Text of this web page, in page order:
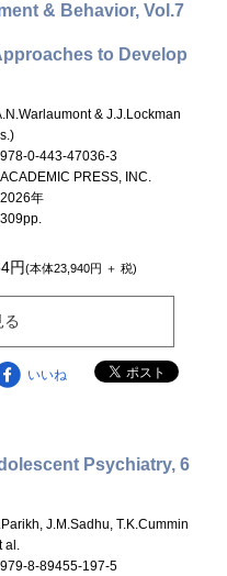
& Behavior, Vol.7
to Develop
& J.J.Lockman
978-0-443-47036-3
ACADEMIC PRESS, INC.
2026年
309pp.
円(本体23,940円 ＋ 税)
いいね
Psychiatry, 6
J.M.Sadhu, T.K.Cummin
al.
979-8-89455-197-5